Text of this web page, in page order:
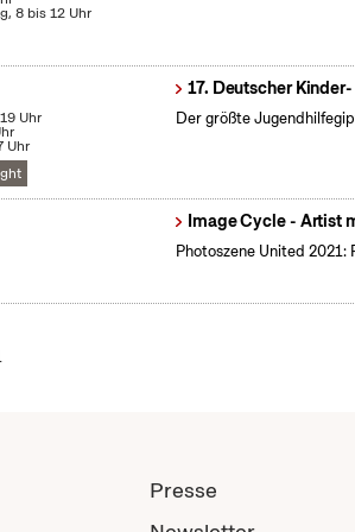
8 bis 12 Uhr
Uhr
Uhr
17. Deutscher
Der größte
Image Cycle - Artist
Photoszene United
Presse